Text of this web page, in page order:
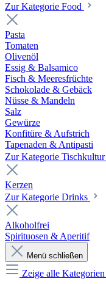
Zur Kategorie Food
Pasta
Tomaten
Olivenöl
Essig & Balsamico
Fisch & Meeresfrüchte
Schokolade & Gebäck
Nüsse & Mandeln
Salz
Gewürze
Konfitüre & Aufstrich
Tapenaden & Antipasti
Zur Kategorie Tischkultur
Kerzen
Zur Kategorie Drinks
Alkoholfrei
Spirituosen & Aperitif
Menü schließen
Zeige alle Kategorien